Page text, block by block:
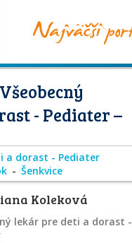
- Pediater –
a dorast - Pediater
Šenkvice
Koleková
lekár pre deti a dorast -